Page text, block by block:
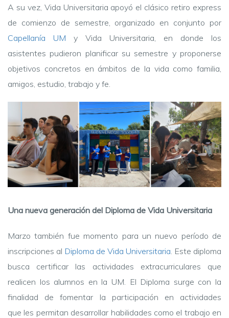
A su vez, Vida Universitaria apoyó el clásico retiro express
de comienzo de semestre, organizado en conjunto por
Capellanía UM y Vida Universitaria, en donde los
asistentes pudieron planificar su semestre y proponerse
objetivos concretos en ámbitos de la vida como familia,
amigos, estudio, trabajo y fe.
Una nueva generación del Diploma de Vida Universitaria
Marzo también fue momento para un nuevo período de
inscripciones al Diploma de Vida Universitaria . Este diploma
busca certificar las actividades extracurriculares que
realicen los alumnos en la UM. El Diploma surge con la
finalidad de fomentar la participación en actividades
que les permitan desarrollar habilidades como el trabajo en